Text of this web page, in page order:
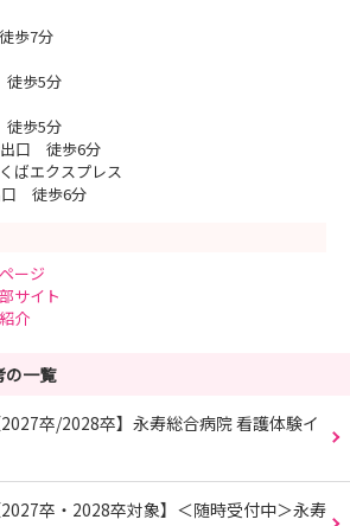
歩7分
徒歩5分
徒歩5分
出口 徒歩6分
ばエクスプレス
口 徒歩6分
ージ
サイト
介
の一覧
2027卒/2028卒】永寿総合病院 看護体験イ
2027卒・2028卒対象】＜随時受付中＞永寿